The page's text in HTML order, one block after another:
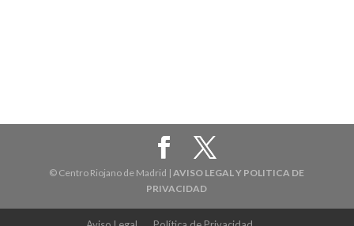
© Centro Riojano de Madrid |AVISO LEGAL Y POLITICA DE
PRIVACIDAD